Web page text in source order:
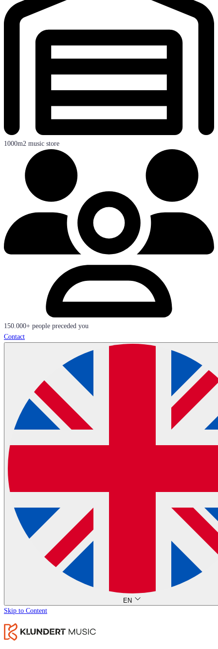
1000m2 music store
150.000+ people preceded you
Contact
EN
Skip to Content